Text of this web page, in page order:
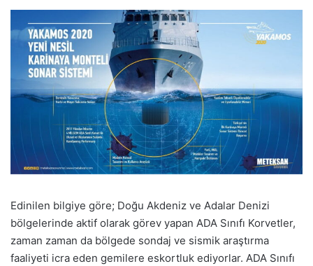
Edinilen bilgiye göre; Doğu Akdeniz ve Adalar Denizi
bölgelerinde aktif olarak görev yapan ADA Sınıfı Korvetler,
zaman zaman da bölgede sondaj ve sismik araştırma
faaliyeti icra eden gemilere eskortluk ediyorlar. ADA Sınıfı